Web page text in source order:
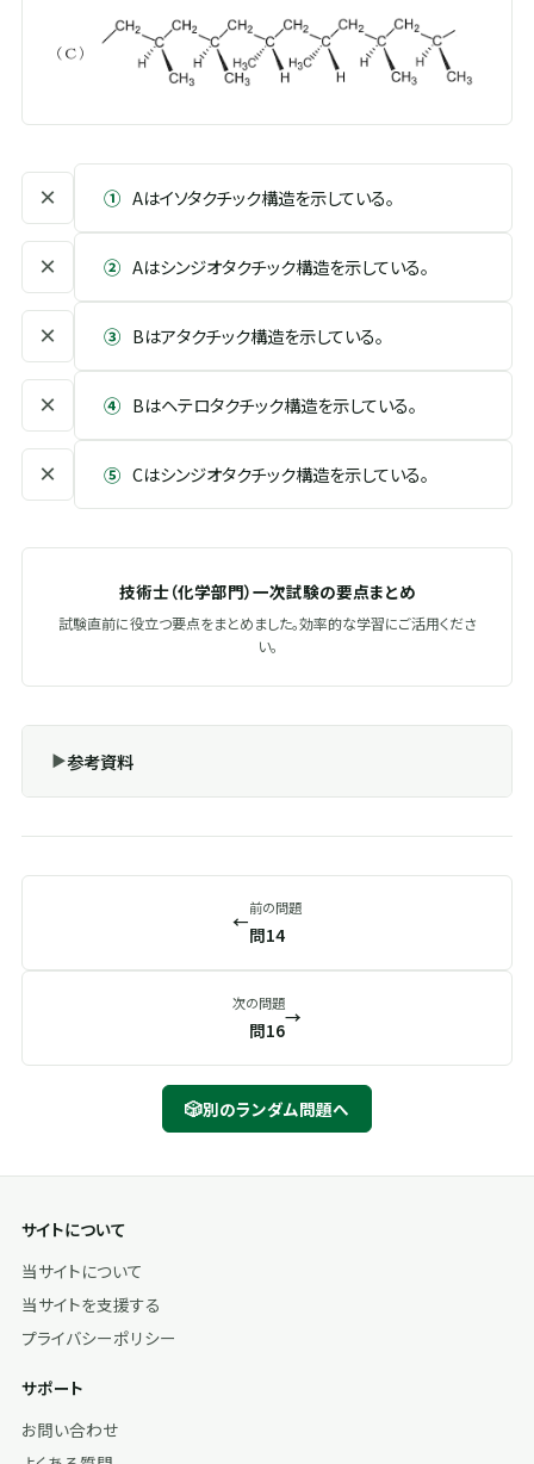
× ① Aはイソタクチック構造を示している。
× ② Aはシンジオタクチック構造を示している。
× ③ Bはアタクチック構造を示している。
× ④ Bはヘテロタクチック構造を示している。
× ⑤ Cはシンジオタクチック構造を示している。
技術士（化学部門）一次試験の要点まとめ
試験直前に役立つ要点をまとめました。効率的な学習にご活用くださ
い。
参考資料
←
前の問題
問14
次の問題
問16
→
🎲別のランダム問題へ
サイトについて
当サイトについて
当サイトを支援する
プライバシーポリシー
サポート
お問い合わせ